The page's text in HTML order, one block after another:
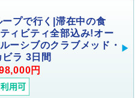
プで行く|滞在中の食
ィビティ全部込み!オー
ーシブのクラブメッド・
ラ 3日間
円